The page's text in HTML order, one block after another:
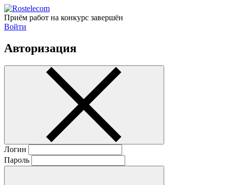
Приём работ на конкурс завершён
Войти
Авторизация
Логин
Пароль